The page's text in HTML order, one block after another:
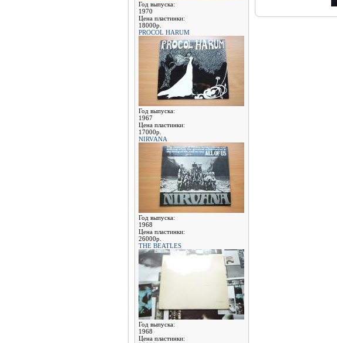
Год выпуска:
1970
Цена пластинки:
18000р.
PROCOL HARUM
Год выпуска:
1967
Цена пластинки:
17000р.
NIRVANA
Год выпуска:
1968
Цена пластинки:
26000р.
THE BEATLES
Год выпуска:
1968
Цена пластинки: